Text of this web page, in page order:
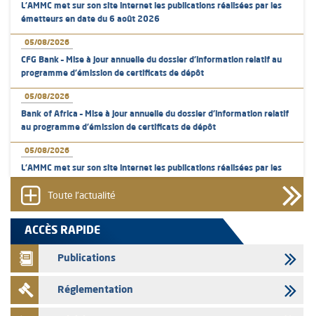
L’AMMC met sur son site internet les publications réalisées par les
émetteurs en date du 6 août 2026
05/08/2026
CFG Bank – Mise à jour annuelle du dossier d’information relatif au
programme d'émission de certificats de dépôt
05/08/2026
Bank of Africa – Mise à jour annuelle du dossier d’information relatif
au programme d'émission de certificats de dépôt
05/08/2026
L’AMMC met sur son site internet les publications réalisées par les
04/08/2026
L’AMMC met sur son site internet les publications réalisées par les
émetteurs en date du 4 août 2026
03/08/2026
Saham Bank – Mise à jour annuelle du dossier d’information relatif au
programme d'émission de certificats de dépôt
Toute l'actualité
ACCÈS RAPIDE
Publications
Réglementation